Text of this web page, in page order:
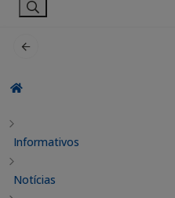
Informativos
Notícias